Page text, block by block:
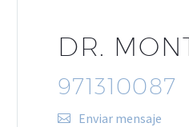
DR.
971310087
Enviar mensaje